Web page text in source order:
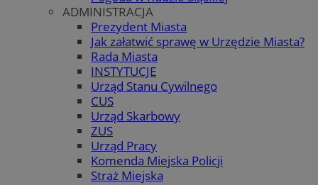
ADMINISTRACJA
Prezydent Miasta
Jak załatwić sprawę w Urzędzie Miasta?
Rada Miasta
INSTYTUCJE
Urząd Stanu Cywilnego
CUS
Urząd Skarbowy
ZUS
Urząd Pracy
Komenda Miejska Policji
Straż Miejska